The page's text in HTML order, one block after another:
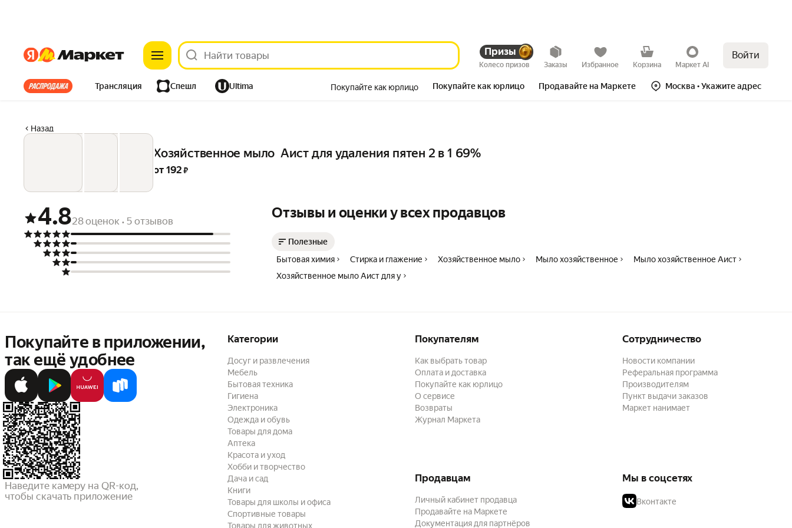
ЯндексЯндекс Призы
Колесо призов Заказы Избранное Корзина Маркет AI
Войти
Все хиты Трансляция Спешл Ultima Покупайте как юрлицо Покупайте как юрлицо Продавайте на Маркете Москва • Укажите адрес
Назад
Хозяйственное мыло  Аист для удаления пятен 2 в 1 69%
от 192 ₽
4.828 оценок • 5 отзывов Отзывы и оценки у всех продавцов
Полезные
Бытовая химия
Стирка и глажение Хозяйственное мыло Мыло хозяйственное
Мыло хозяйственное Аист
Хозяйственное мыло Аист для у
Покупайте в приложении,
так ещё удобнее
Наведите камеру на QR-код,
чтобы скачать приложение
Категории
Досуг и развлечения
Мебель
Бытовая техника
Гигиена
Электроника
Одежда и обувь
Товары для дома
Аптека
Красота и уход
Хобби и творчество
Дача и сад
Книги
Товары для школы и офиса
Спортивные товары
Товары для животных
Покупателям
Как выбрать товар
Оплата и доставка
Покупайте как юрлицо
О сервисе
Возвраты
Журнал Маркета
Сотрудничество
Новости компании
Реферальная программа
Производителям
Пункт выдачи заказов
Маркет нанимает
Продавцам
Личный кабинет продавца
Продавайте на Маркете
Документация для партнёров
Мы в соцсетях
Вконтакте